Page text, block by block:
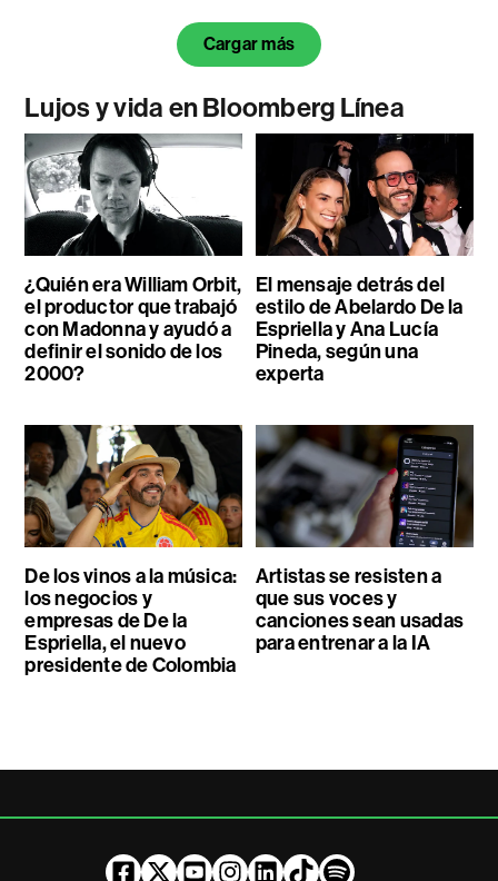
Cargar más
Lujos y vida en Bloomberg Línea
¿Quién era William Orbit,
el productor que trabajó
con Madonna y ayudó a
definir el sonido de los
2000?
El mensaje detrás del
estilo de Abelardo De la
Espriella y Ana Lucía
Pineda, según una
experta
De los vinos a la música:
los negocios y
empresas de De la
Espriella, el nuevo
presidente de Colombia
Artistas se resisten a
que sus voces y
canciones sean usadas
para entrenar a la IA